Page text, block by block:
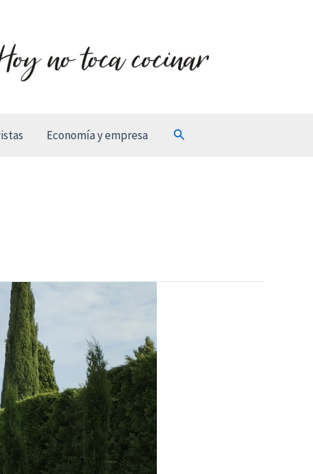
Economía y empresa Buscar